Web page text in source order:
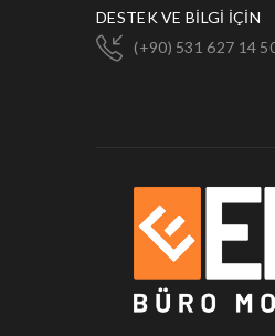
DESTEK VE BİLGİ İÇİN
(+90) 531 627 14